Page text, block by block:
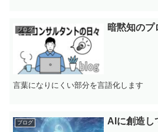
ブログ 暗黙知のプ
言葉になりにくい部分を言語化します
ブログ AIに創造し